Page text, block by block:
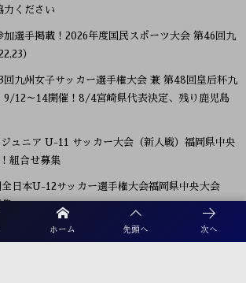
ホーム 先頭へ 次へ
力ください
加選手掲載！2026年度国民スポーツ大会 第46回九
）
九州女子サッカー選手権大会 兼 第48回皇后杯九
9/12～14開催！8/4宮崎県代表決定、残り鹿児島
ュニア U-11 サッカー大会（新人戦）福岡県中央
組合せ募集
日本U-12サッカー選手権大会福岡県中央大会
高校サッカー選手権福岡大会 第ニ次予選 9/26～